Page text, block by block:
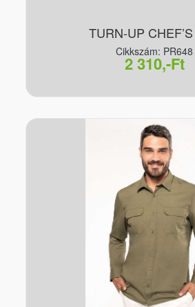
TURN-UP
Cikkszám: PR648
2 310,-Ft